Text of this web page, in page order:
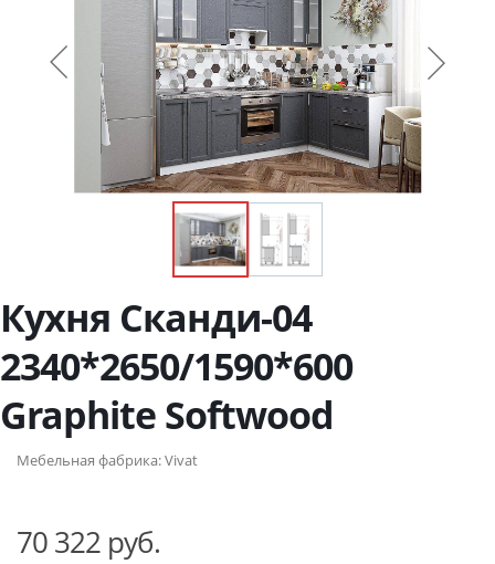
Кухня Сканди-04
2340*2650/1590*600
Graphite Softwood
Мебельная фабрика:Vivat
70 322 руб.